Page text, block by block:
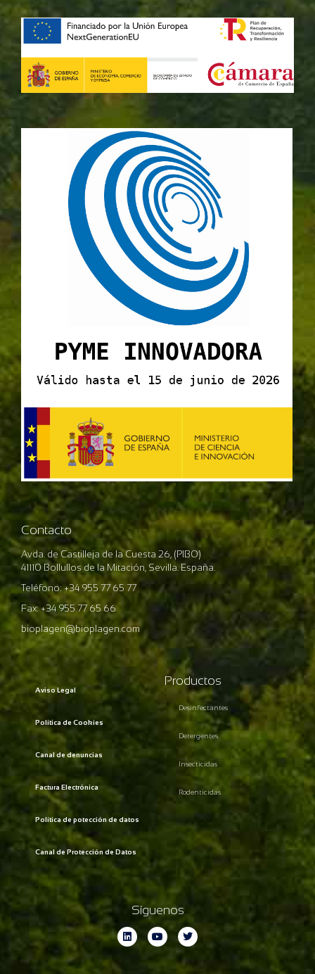
Contacto
Avda. de Castilleja de la Cuesta 26, (PIBO)
41110 Bollullos de la Mitación, Sevilla. España.
Teléfono: +34 955 77 65 77
Fax: +34 955 77 65 66
bioplagen@bioplagen.com
Aviso Legal
Política de Cookies
Canal de denuncias
Factura Electrónica
Política de potección de datos
Canal de Protección de Datos
Productos
Desinfectantes
Detergentes
Insecticidas
Rodenticidas
Síguenos